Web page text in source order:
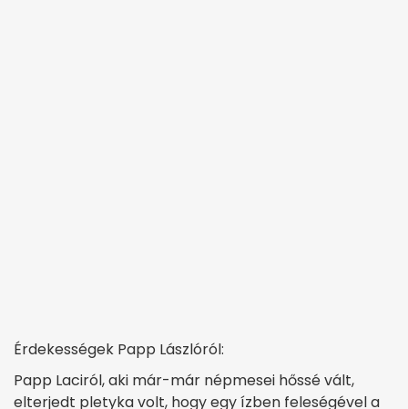
Érdekességek Papp Lászlóról:
Papp Laciról, aki már-már népmesei hőssé vált,
elterjedt pletyka volt, hogy egy ízben feleségével a